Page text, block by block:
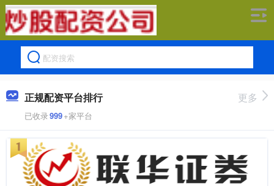
正规配资平台排行
已收录999+家平台
更多